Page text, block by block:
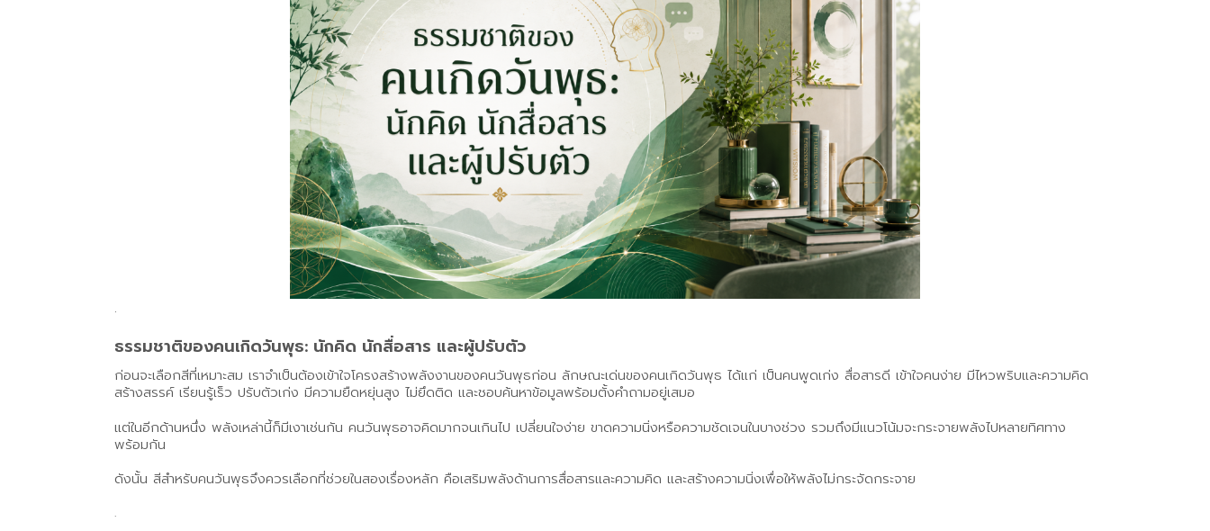
.
ธรรมชาติของคนเกิดวันพุธ: นักคิด นักสื่อสาร และผู้ปรับตัว
ก่อนจะเลือกสีที่เหมาะสม เราจำเป็นต้องเข้าใจโครงสร้างพลังงานของคนวันพุธก่อน ลักษณะเด่นของคนเกิดวันพุธ ได้แก่ เป็นคนพูดเก่ง สื่อสารดี เข้าใจคนง่าย มีไหวพริบและความคิด
สร้างสรรค์ เรียนรู้เร็ว ปรับตัวเก่ง มีความยืดหยุ่นสูง ไม่ยึดติด และชอบค้นหาข้อมูลพร้อมตั้งคำถามอยู่เสมอ
แต่ในอีกด้านหนึ่ง พลังเหล่านี้ก็มีเงาเช่นกัน คนวันพุธอาจคิดมากจนเกินไป เปลี่ยนใจง่าย ขาดความนิ่งหรือความชัดเจนในบางช่วง รวมถึงมีแนวโน้มจะกระจายพลังไปหลายทิศทาง
พร้อมกัน
ดังนั้น สีสำหรับคนวันพุธจึงควรเลือกที่ช่วยในสองเรื่องหลัก คือเสริมพลังด้านการสื่อสารและความคิด และสร้างความนิ่งเพื่อให้พลังไม่กระจัดกระจาย
.